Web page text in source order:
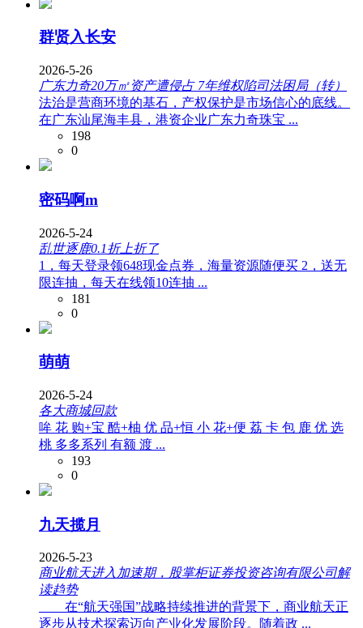
群贤入长安
2026-5-26
广东力奇20万㎡资产遭侵占 7年维权陷司法困局（转）
法治是营商环境的基石，产权保护是市场信心的底线。
在广东汕尾海丰县，港资企业广东力奇珠宝 ...
198
0
密码啊m
2026-5-24
乱世逐鹿0.1折上折了
1，每天登录领648现金点券，海量资源随便买 2，送无
限连抽，每天在线领10连抽 ...
181
0
萌萌
2026-5-24
各大商城回款
哞 花 购+宝 酷+柚 优 品+恒 小 花+便 荔 卡 包 鹿 优 选
桃 多多系列 有额 渡 ...
193
0
九天揽月
2026-5-23
商业航天进入加速期，股掌柜证券投资咨询有限公司解
读趋势
在“航天强国”战略持续推进的背景下，商业航天正
逐步从技术探索迈向产业化发展阶段。随着政 ...